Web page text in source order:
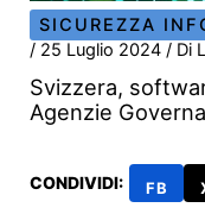
SICUREZZA
/ 25 Luglio 2024/ Di
Svizzera,
Agenzie
CONDIVIDI: FB